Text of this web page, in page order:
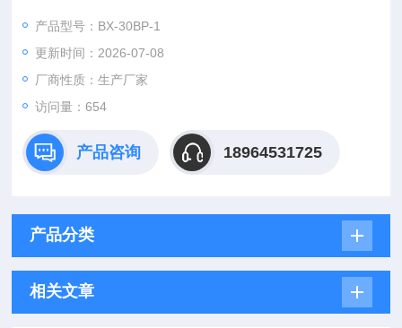
无菌要求；
2盘管表面积与板层表面积比大于1.1倍，捕冰面积大、能力强。
3全封闭自动热电化霜/热氟化霜（选配）
产品型号：BX-30BP-1
更新时间：2026-07-08
厂商性质：生产厂家
访问量：654
产品咨询 18964531725
产品分类
相关文章